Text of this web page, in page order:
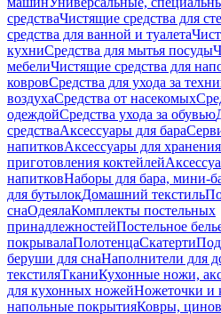
средстваЧистящие средства для
средства для ванной и туалета
кухниСредства для мытья посуды
мебелиЧистящие средства для
ковровСредства для ухода за
воздухаСредства от насекомых
одеждойСредства ухода за обувью
средстваАксессуары для бара
напитковАксессуары для
приготовления коктейлей
напитковНаборы для бара, мини-
для бутылокДомашний текстиль
снаОдеялаКомплекты постельных
принадлежностейПостельное
покрывалаПолотенцаСкатерти
беруши для снаНаполнители для
текстиляТканиКухонные ножи,
для кухонных ножейНожеточки и
напольные покрытияКовры,